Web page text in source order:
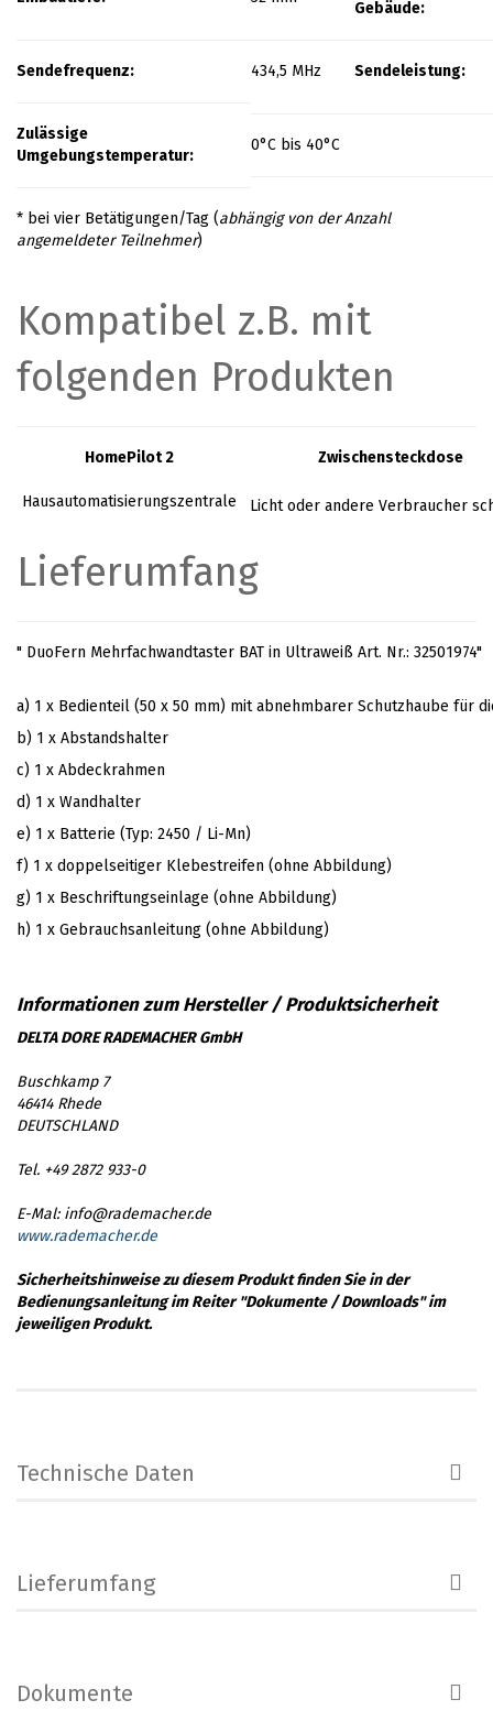
Gebäude:
Sendefrequenz: 434,5 MHz Sendeleistung:
Zulässige
Umgebungstemperatur:
0°C bis 40°C
* bei vier Betätigungen/Tag (abhängig von der Anzahl
angemeldeter Teilnehmer)
Kompatibel z.B. mit
folgenden Produkten
HomePilot 2 Zwischensteckdose
Hausautomatisierungszentrale Licht oder andere Verbraucher
Lieferumfang
" DuoFern Mehrfachwandtaster BAT in Ultraweiß Art. Nr.: 32501974"
a) 1 x Bedienteil (50 x 50 mm) mit abnehmbarer Schutzhaube für
b) 1 x Abstandshalter
c) 1 x Abdeckrahmen
d) 1 x Wandhalter
e) 1 x Batterie (Typ: 2450 / Li-Mn)
f) 1 x doppelseitiger Klebestreifen (ohne Abbildung)
g) 1 x Beschriftungseinlage (ohne Abbildung)
h) 1 x Gebrauchsanleitung (ohne Abbildung)
DELTA DORE RADEMACHER GmbH
Buschkamp 7
46414 Rhede
DEUTSCHLAND
Tel. +49 2872 933-0
E-Mal: info@rademacher.de
www.rademacher.de
Sicherheitshinweise zu diesem Produkt finden Sie in der
Bedienungsanleitung im Reiter "Dokumente / Downloads" im
jeweiligen Produkt.
Technische Daten
Lieferumfang
Dokumente